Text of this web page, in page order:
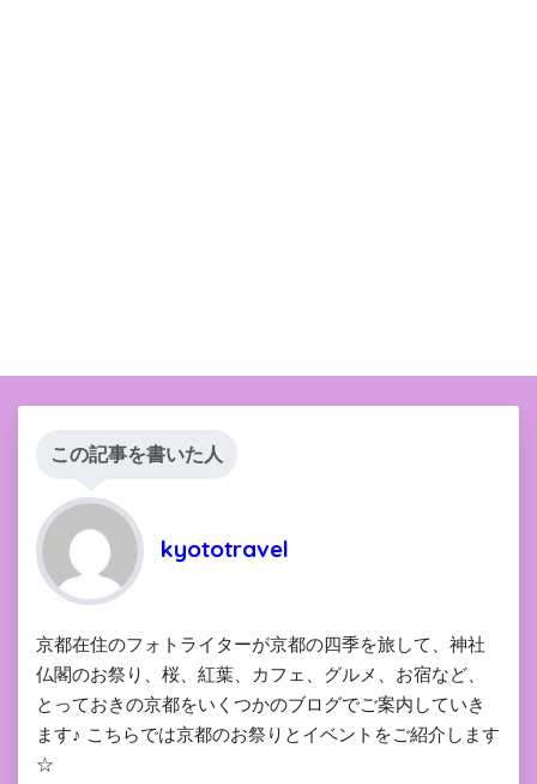
この記事を書いた人
kyototravel
京都在住のフォトライターが京都の四季を旅して、神社
仏閣のお祭り、桜、紅葉、カフェ、グルメ、お宿など、
とっておきの京都をいくつかのブログでご案内していき
ます♪ こちらでは京都のお祭りとイベントをご紹介します
☆